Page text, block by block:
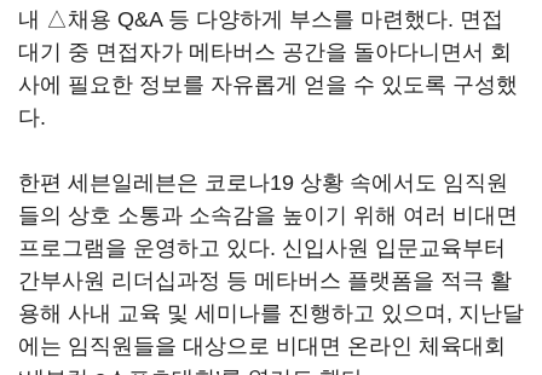
내 △채용 Q&A 등 다양하게 부스를 마련했다. 면접
대기 중 면접자가 메타버스 공간을 돌아다니면서 회
사에 필요한 정보를 자유롭게 얻을 수 있도록 구성했
다.
한편 세븐일레븐은 코로나19 상황 속에서도 임직원
들의 상호 소통과 소속감을 높이기 위해 여러 비대면
프로그램을 운영하고 있다. 신입사원 입문교육부터
간부사원 리더십과정 등 메타버스 플랫폼을 적극 활
용해 사내 교육 및 세미나를 진행하고 있으며, 지난달
에는 임직원들을 대상으로 비대면 온라인 체육대회